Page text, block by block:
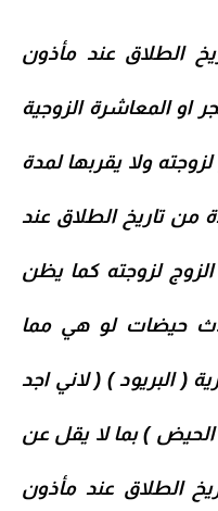
الطلاق عند مأذون
او المعاشرة الزوجية
ولا يقربها لمدة
تاريخ الطلاق عند
لزوجته كما يظن
حيضات لو هي مما
( البريود ) ( لاني اجد
) بما لا يقل عن
الطلاق عندمأذون